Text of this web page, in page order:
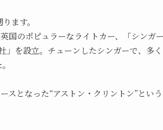
ます。
国のポピュラーなライトカー、「シンガ
」を設立。チューンしたシンガーで、多
スとなった“アストン・クリントン”とい